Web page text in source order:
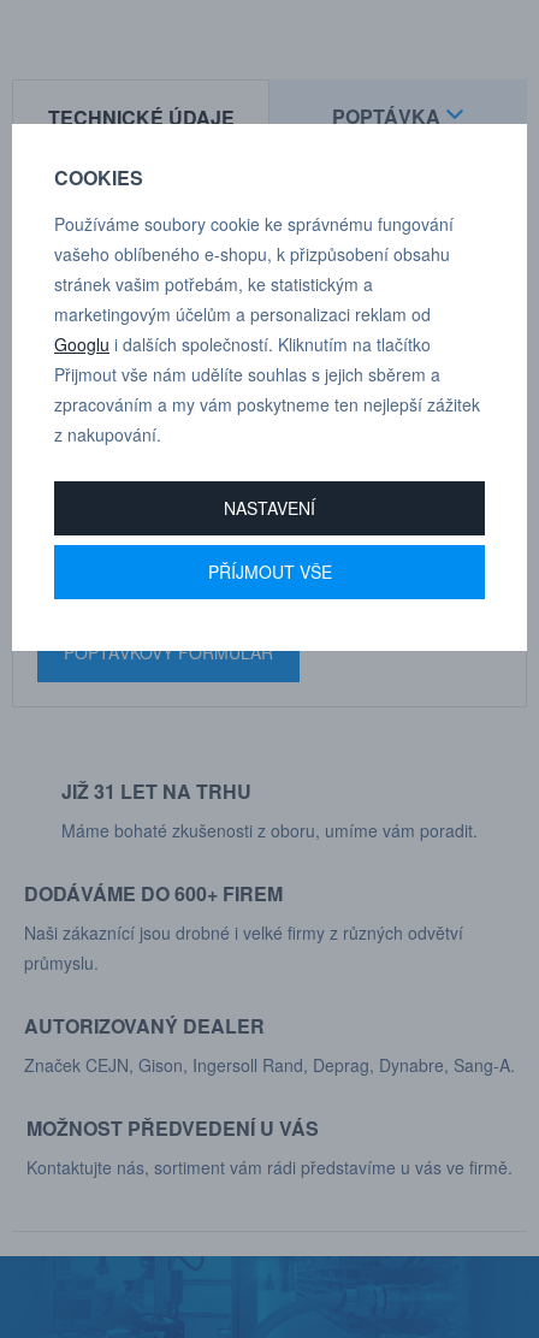
TECHNICKÉ ÚDAJE POPTÁVKA
Protiprachové krytky - plastové s kabelovým svazkem pro
spojku/vnitřní závit.
Řada 507 - 1/2".
DRHOLEC
technické poradenství
+420 731 517 942
POPTÁVKOVÝ FORMULÁŘ
JIŽ 31 LET NA TRHU
Máme bohaté zkušenosti z oboru, umíme vám poradit.
DODÁVÁME DO 600+ FIREM
Naši zákaznící jsou drobné i velké firmy z různých odvětví
průmyslu.
AUTORIZOVANÝ DEALER
Značek CEJN, Gison, Ingersoll Rand, Deprag, Dynabre, Sang-A.
MOŽNOST PŘEDVEDENÍ U VÁS
Kontaktujte nás, sortiment vám rádi představíme u vás ve firmě.
COOKIES
Používáme soubory cookie ke správnému fungování
vašeho oblíbeného e-shopu, k přizpůsobení obsahu
stránek vašim potřebám, ke statistickým a
marketingovým účelům a personalizaci reklam od
Googlu i dalších společností. Kliknutím na tlačítko
Přijmout vše nám udělíte souhlas s jejich sběrem a
zpracováním a my vám poskytneme ten nejlepší zážitek
z nakupování.
NASTAVENÍ
PŘÍJMOUT VŠE